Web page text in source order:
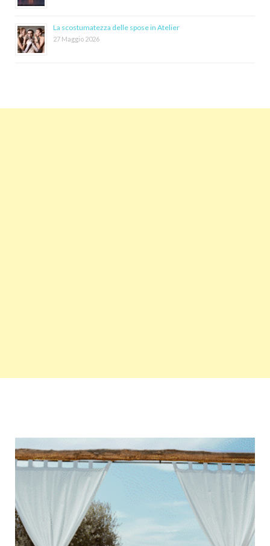
La scostumatezza delle spose in Atelier
27 Maggio 2026